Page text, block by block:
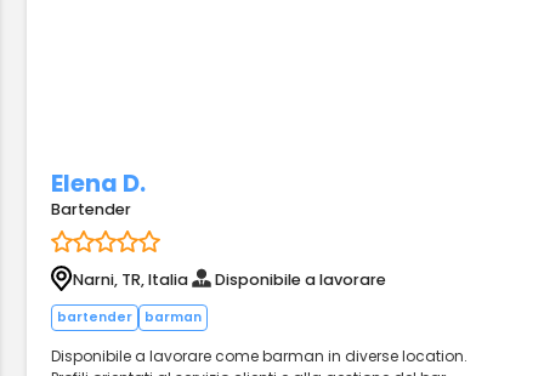
Elena D.
Bartender
Narni, TR, Italia Disponibile a lavorare
bartender barman
Disponibile a lavorare come barman in diverse location.